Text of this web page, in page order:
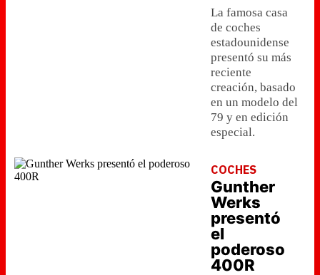
La famosa casa
de coches
estadounidense
presentó su más
reciente
creación, basado
en un modelo del
79 y en edición
especial.
COCHES
Gunther
Werks
presentó
el
poderoso
400R